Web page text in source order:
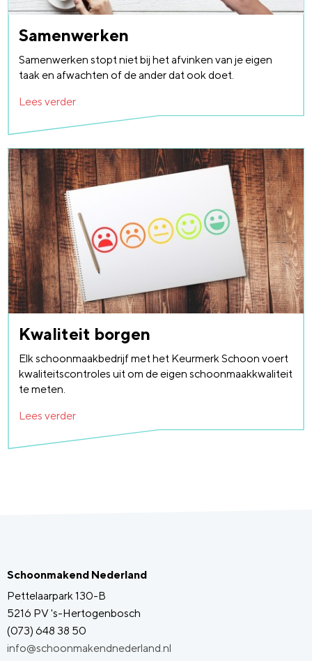
Samenwerken
Samenwerken stopt niet bij het afvinken van je eigen
taak en afwachten of de ander dat ook doet.
Lees verder
Kwaliteit borgen
Elk schoonmaakbedrijf met het Keurmerk Schoon voert
kwaliteitscontroles uit om de eigen schoonmaakkwaliteit
te meten.
Lees verder
Schoonmakend Nederland
Pettelaarpark 130-B
5216 PV 's-Hertogenbosch
(073) 648 38 50
info@schoonmakendnederland.nl